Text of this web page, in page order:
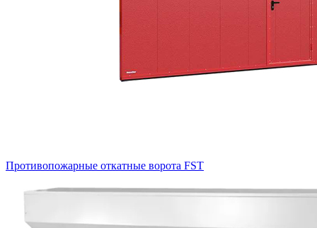
Противопожарные откатные ворота FST